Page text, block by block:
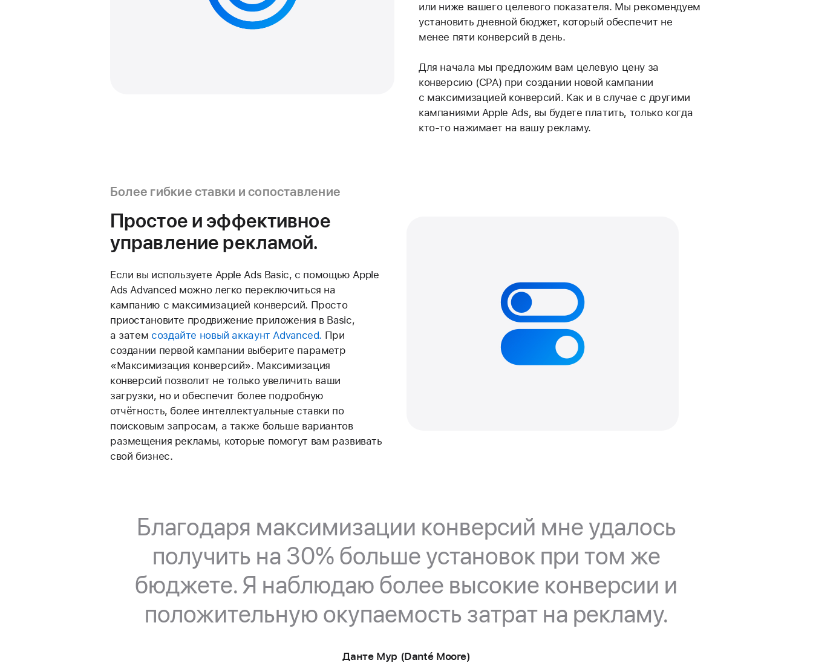
или ниже вашего целевого показателя. Мы рекомендуем
установить дневной бюджет, который обеспечит не
менее пяти конверсий в день.
Для начала мы предложим вам целевую цену за
конверсию (CPA) при создании новой кампании
с максимизацией конверсий. Как и в случае с другими
кампаниями Apple Ads, вы будете платить, только когда
кто-то нажимает на вашу рекламу.
Более гибкие ставки и сопоставление
Простое и эффективное
управление рекламой.
Если вы используете Apple Ads Basic, с помощью Apple
Ads Advanced можно легко переключиться на
кампанию с максимизацией конверсий. Просто
приостановите продвижение приложения в Basic,
а затем создайте новый аккаунт Advanced. При
создании первой кампании выберите параметр
«Максимизация конверсий». Максимизация
конверсий позволит не только увеличить ваши
загрузки, но и обеспечит более подробную
отчётность, более интеллектуальные ставки по
поисковым запросам, а также больше вариантов
размещения рекламы, которые помогут вам развивать
свой бизнес.
Благодаря максимизации конверсий мне удалось
получить на 30% больше установок при том же
бюджете. Я наблюдаю более высокие конверсии и
положительную окупаемость затрат на рекламу.
Данте Мур (Danté Moore)